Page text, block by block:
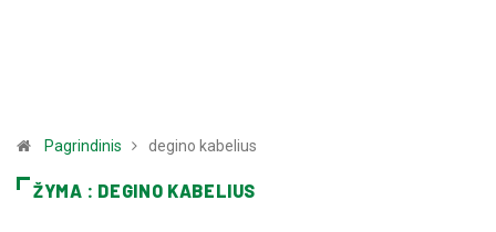
Pagrindinis degino kabelius
ŽYMA : DEGINO KABELIUS